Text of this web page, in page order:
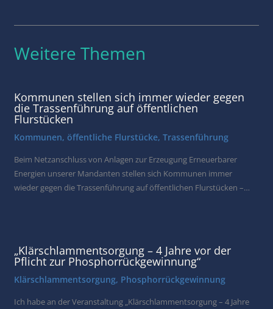
Weitere Themen
Kommunen stellen sich immer wieder gegen
die Trassenführung auf öffentlichen
Flurstücken
Kommunen,öffentliche Flurstücke,Trassenführung
Beim Netzanschluss von Anlagen zur Erzeugung Erneuerbarer
Energien unserer Mandanten stellen sich Kommunen immer
wieder gegen die Trassenführung auf öffentlichen Flurstücken –…
„Klärschlammentsorgung – 4 Jahre vor der
Pflicht zur Phosphorrückgewinnung“
Klärschlammentsorgung, Phosphorrückgewinnung
Ich habe an der Veranstaltung „Klärschlammentsorgung – 4 Jahre